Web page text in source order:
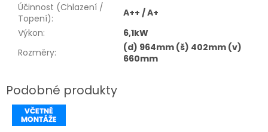
Účinnost (Chlazení /
Topení):
A++ / A+
Výkon:
6,1kW
Rozměry:
(d) 964mm (š) 402mm (v)
660mm